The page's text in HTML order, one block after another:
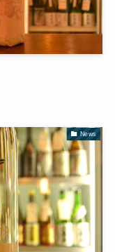
News